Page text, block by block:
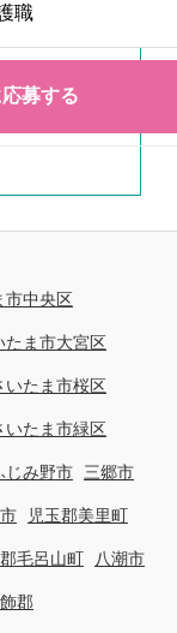
職
市中央区
たま市大宮区
いたま市桜区
いたま市緑区
じみ野市 三郷市
児玉郡美里町
毛呂山町 八潮市
郡